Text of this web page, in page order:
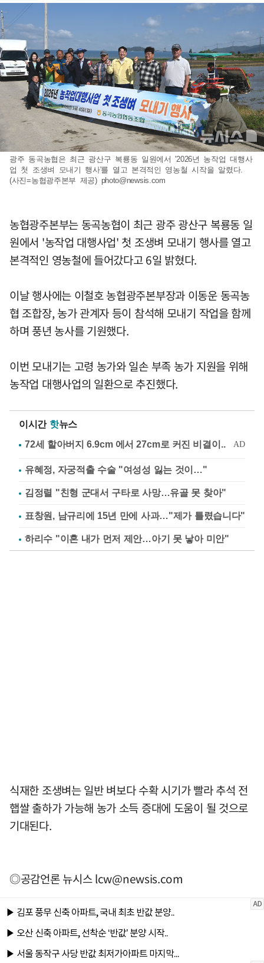
광주 동곡농협은 최근 광산구 복룡동 일원에서 '2026년 농작업 대행사
업 첫 조생벼 모내기 행사'를 열고 본격적인 영농철 시작을 알렸다.
(사진=농협광주본부 제공) photo@newsis.com
농협광주본부는 동곡농협이 최근 광주 광산구 복룡동 일
원에서 '농작업 대행사업' 첫 조생벼 모내기 행사를 열고
본격적인 영농철에 들어갔다고 6일 밝혔다.
이날 행사에는 이철호 농협광주본부장과 이동운 동곡농
협 조합장, 농가 관계자 등이 참석해 모내기 작업을 함께
하며 풍년 농사를 기원했다.
이번 모내기는 고령 농가와 일손 부족 농가 지원을 위해
농작업 대행사업의 일환으로 추진했다.
이시간 핫뉴스
유혜정, 자궁적출 수술 "여성성 잃는 것이…"
김정렬 "친형 군대서 구타로 사망…유골 못 찾아"
표창원, 남규리에 15년 만에 사과…"제가 틀렸습니다"
하리수 "이혼 내가 먼저 제안…아기 못 낳아 미안"
식재한 조생벼는 일반 벼보다 수확 시기가 빨라 추석 전
햅쌀 출하가 가능해 농가 소득 증대에 도움이 될 것으로
기대된다.
◎공감언론 뉴시스lcw@newsis.com